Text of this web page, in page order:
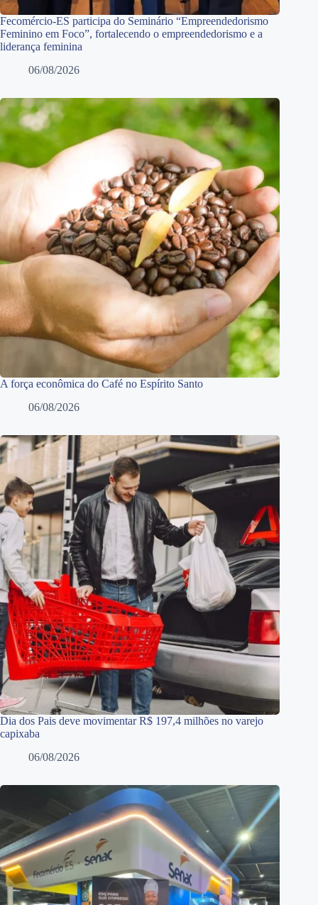
Fecomércio-ES participa do Seminário “Empreendedorismo
Feminino em Foco”, fortalecendo o empreendedorismo e a
liderança feminina
06/08/2026
A força econômica do Café no Espírito Santo
06/08/2026
Dia dos Pais deve movimentar R$ 197,4 milhões no varejo
capixaba
06/08/2026